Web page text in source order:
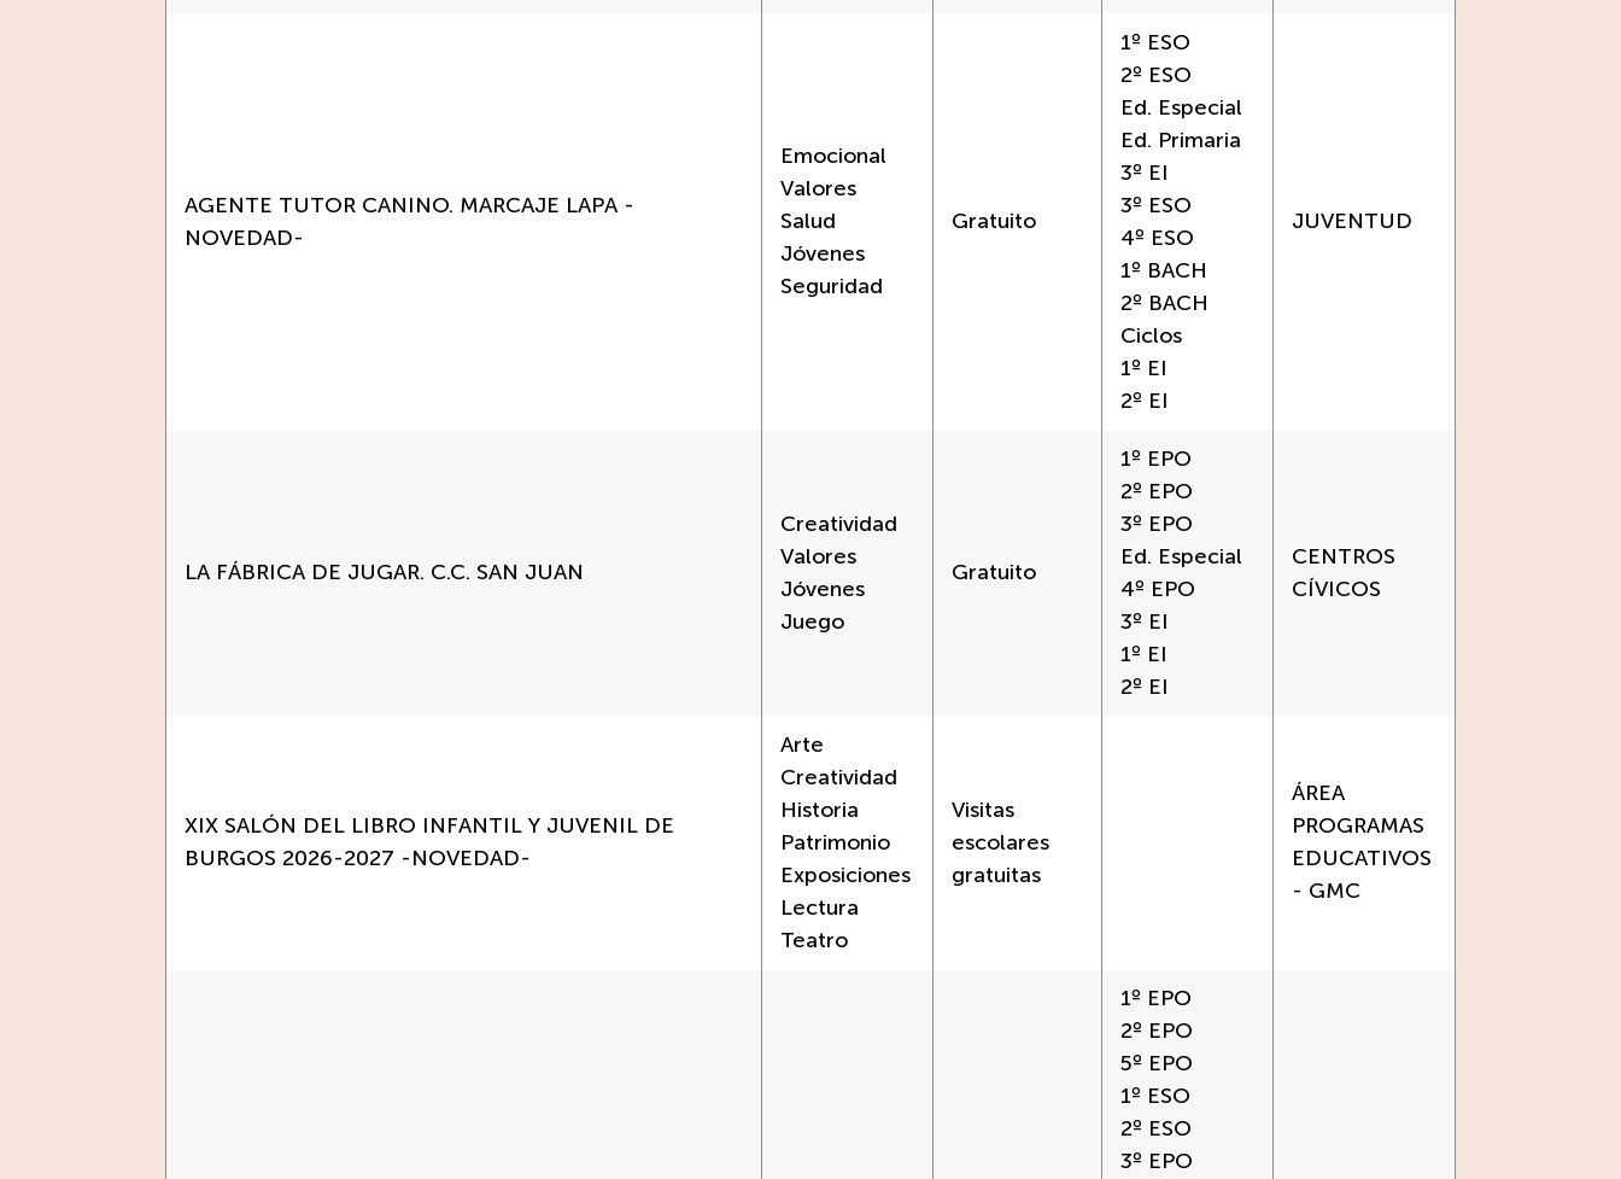
AGENTE TUTOR CANINO. MARCAJE LAPA -
NOVEDAD-
Emocional
Valores
Salud
Jóvenes
Seguridad
Gratuito
1º ESO
2º ESO
Ed. Especial
Ed. Primaria
3º EI
3º ESO
4º ESO
1º BACH
2º BACH
Ciclos
1º EI
2º EI
JUVENTUD
LA FÁBRICA DE JUGAR. C.C. SAN JUAN
Creatividad
Valores
Jóvenes
Juego
Gratuito
1º EPO
2º EPO
3º EPO
Ed. Especial
4º EPO
3º EI
1º EI
2º EI
CENTROS
CÍVICOS
XIX SALÓN DEL LIBRO INFANTIL Y JUVENIL DE
BURGOS 2026-2027 -NOVEDAD-
Arte
Creatividad
Historia
Patrimonio
Exposiciones
Lectura
Teatro
Visitas
escolares
gratuitas
ÁREA
PROGRAMAS
EDUCATIVOS
- GMC
1º EPO
2º EPO
5º EPO
1º ESO
2º ESO
3º EPO